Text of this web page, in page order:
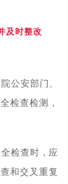
及时整改
公安部门、
检查检测，
检查时，应
和交叉重复